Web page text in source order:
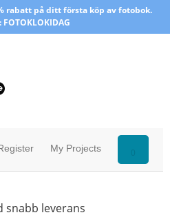
rabatt på ditt första köp av fotobok.
My Projects